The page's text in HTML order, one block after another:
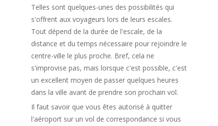
Telles sont quelques-unes des possibilités qui
s'offrent aux voyageurs lors de leurs escales.
Tout dépend de la durée de l'escale, de la
distance et du temps nécessaire pour rejoindre le
centre-ville le plus proche. Bref, cela ne
s'improvise pas, mais lorsque c'est possible, c'est
un excellent moyen de passer quelques heures
dans la ville avant de prendre son prochain vol.
Il faut savoir que vous êtes autorisé à quitter
l'aéroport sur un vol de correspondance si vous